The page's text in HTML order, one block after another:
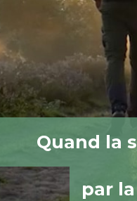
Quand la
par